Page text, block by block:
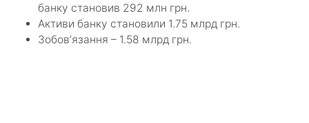
банку становив 292 млн грн.
Активи банку становили 1.75 млрд грн.
Зобовʼязання – 1.58 млрд грн.